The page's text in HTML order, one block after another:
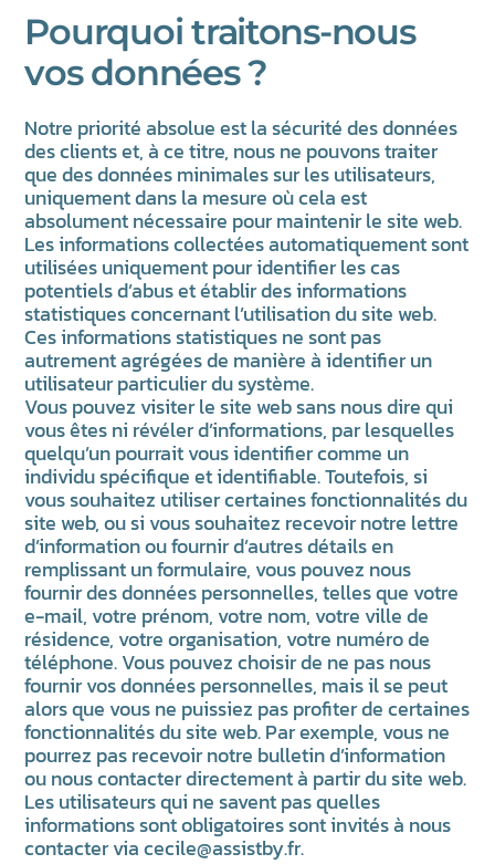
Pourquoi traitons-nous
vos données ?
Notre priorité absolue est la sécurité des données
des clients et, à ce titre, nous ne pouvons traiter
que des données minimales sur les utilisateurs,
uniquement dans la mesure où cela est
absolument nécessaire pour maintenir le site web.
Les informations collectées automatiquement sont
utilisées uniquement pour identifier les cas
potentiels d’abus et établir des informations
statistiques concernant l’utilisation du site web.
Ces informations statistiques ne sont pas
autrement agrégées de manière à identifier un
utilisateur particulier du système.
Vous pouvez visiter le site web sans nous dire qui
vous êtes ni révéler d’informations, par lesquelles
quelqu’un pourrait vous identifier comme un
individu spécifique et identifiable. Toutefois, si
vous souhaitez utiliser certaines fonctionnalités du
site web, ou si vous souhaitez recevoir notre lettre
d’information ou fournir d’autres détails en
remplissant un formulaire, vous pouvez nous
fournir des données personnelles, telles que votre
e-mail, votre prénom, votre nom, votre ville de
résidence, votre organisation, votre numéro de
téléphone. Vous pouvez choisir de ne pas nous
fournir vos données personnelles, mais il se peut
alors que vous ne puissiez pas profiter de certaines
fonctionnalités du site web. Par exemple, vous ne
pourrez pas recevoir notre bulletin d’information
ou nous contacter directement à partir du site web.
Les utilisateurs qui ne savent pas quelles
informations sont obligatoires sont invités à nous
contacter viacecile@assistby.fr.